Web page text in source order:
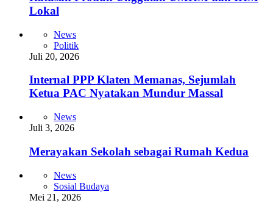
Lokal
News
Politik
Juli 20, 2026
Internal PPP Klaten Memanas, Sejumlah
Ketua PAC Nyatakan Mundur Massal
News
Juli 3, 2026
Merayakan Sekolah sebagai Rumah Kedua
News
Sosial Budaya
Mei 21, 2026